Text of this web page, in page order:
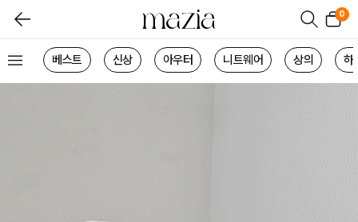
0
베스트 신상 아우터 니트웨어 상의 하